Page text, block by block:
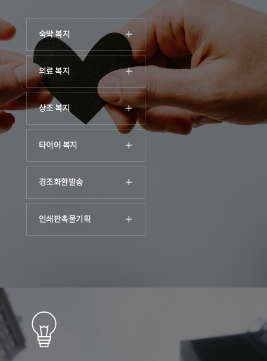
숙박 복지
의료 복지
상조 복지
타이어 복지
경조화환발송
인쇄판촉물기획